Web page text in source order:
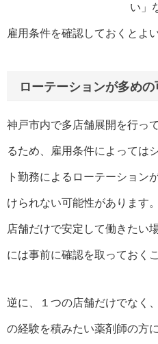
い」
雇用条件を確認しておくとよ
ローテーションが多めの
神戸市内で多店舗展開を行っ
るため、雇用条件によっては
ト勤務によるローテーション
けられない可能性があります。
店舗だけで安定して働きたい
には事前に確認を取っておく
逆に、１つの店舗だけでなく
の経験を積みたい薬剤師の方